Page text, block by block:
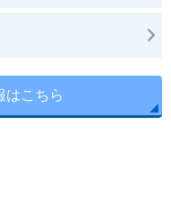
はこちら